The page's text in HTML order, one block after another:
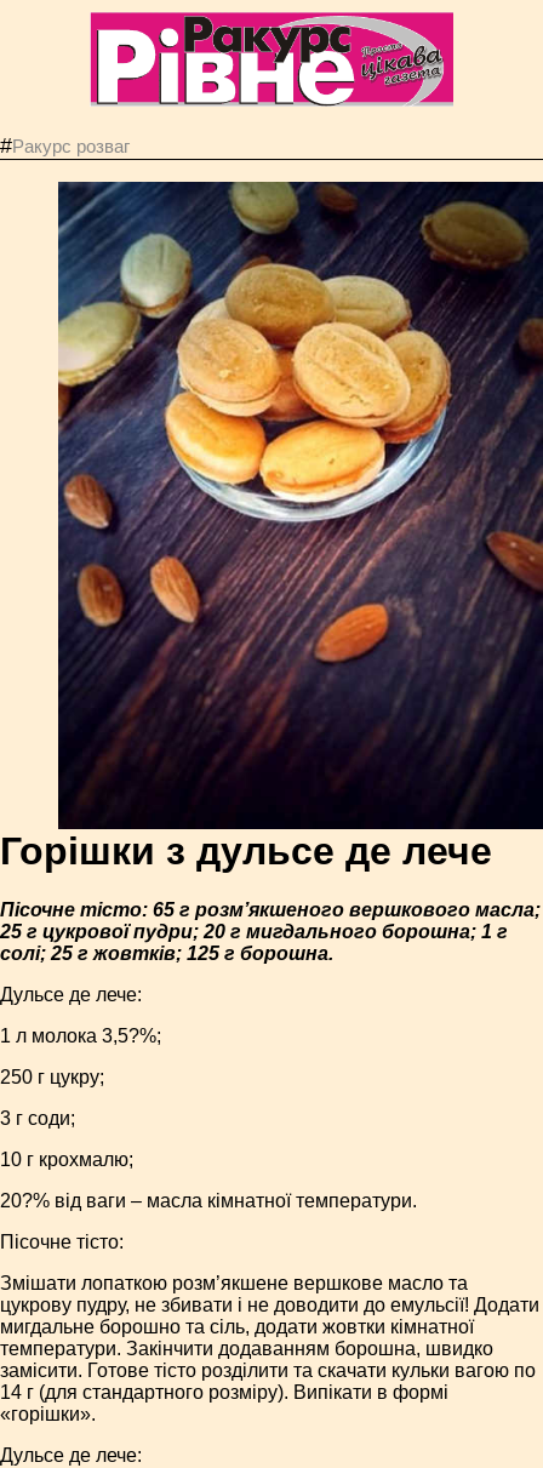
#Ракурс розваг
Горішки з дульсе де лече
Пісочне тісто: 65 г розм’якшеного вершкового масла;
25 г цукрової пудри; 20 г мигдального борошна; 1 г
солі; 25 г жовтків; 125 г борошна.
Дульсе де лече:
1 л молока 3,5?%;
250 г цукру;
3 г соди;
10 г крохмалю;
20?% від ваги – масла кімнатної температури.
Пісочне тісто:
Змішати лопаткою роз­м’як­ше­не вершкове масло та
цукрову пудру, не збивати і не доводити до емульсії! Додати
мигдальне борошно та сіль, додати жовтки кімнатної
температури. Закінчити додаванням борошна, швидко
замісити. Готове тісто розділити та скачати кульки вагою по
14 г (для стандартного розміру). Випікати в формі
«горішки».
Дульсе де лече: